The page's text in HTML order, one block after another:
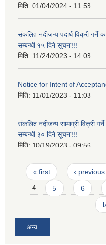
मिति: 01/04/2024 - 11:53
संकलित नदीजन्य पदार्थ विक्री गर्ने
सम्बन्धी १५ दिने सूचना!!!
मिति: 11/24/2023 - 14:03
Notice for Intent of
मिति: 11/01/2023 - 11:03
संकलित नदीजन्य सामाग्री विक्री
सम्बन्धी ३० दिने सूचना!!!
मिति: 10/19/2023 - 09:56
Pages
« first ‹ previous
4 5 6
अन्य